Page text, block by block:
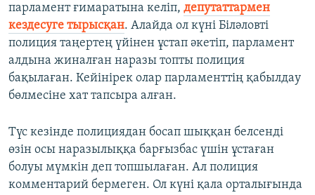
парламент ғимаратына келіп, депутаттармен
кездесуге тырысқан. Алайда ол күні Біләловті
полиция таңертең үйінен ұстап әкетіп, парламент
алдына жиналған наразы топты полиция
бақылаған. Кейінірек олар парламенттің қабылдау
бөлмесіне хат тапсыра алған.
Түс кезінде полициядан босап шыққан белсенді
өзін осы наразылыққа барғызбас үшін ұстаған
болуы мүмкін деп топшылаған. Ал полиция
комментарий бермеген. Ол күні қала орталығында